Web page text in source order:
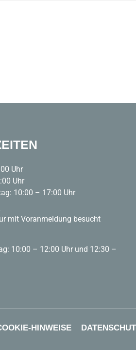
Uhr
Uhr
10:00 – 17:00 Uhr
mit Voranmeldung besucht
10:00 – 12:00 Uhr und 12:30 –
HINWEISE